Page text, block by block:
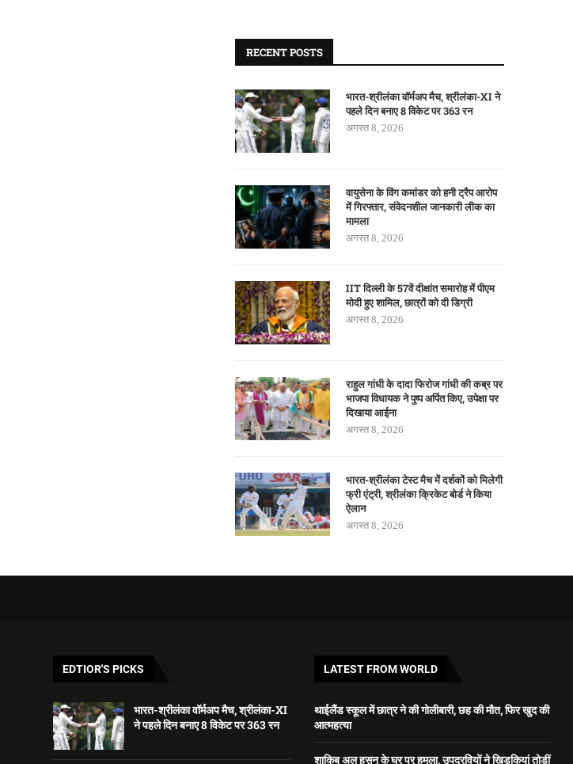
RECENT POSTS
भारत-श्रीलंका वॉर्मअप मैच, श्रीलंका-XI ने
पहले दिन बनाए 8 विकेट पर 363 रन
अगस्त 8, 2026
वायुसेना के विंग कमांडर को हनी ट्रैप आरोप
में गिरफ्तार, संवेदनशील जानकारी लीक का
मामला
अगस्त 8, 2026
IIT दिल्ली के 57वें दीक्षांत समारोह में पीएम
मोदी हुए शामिल, छात्रों को दी डिग्री
अगस्त 8, 2026
राहुल गांधी के दादा फिरोज गांधी की कब्र पर
भाजपा विधायक ने पुष्प अर्पित किए, उपेक्षा पर
दिखाया आईना
अगस्त 8, 2026
भारत-श्रीलंका टेस्ट मैच में दर्शकों को मिलेगी
फ्री एंट्री, श्रीलंका क्रिकेट बोर्ड ने किया
ऐलान
अगस्त 8, 2026
EDTIOR'S PICKS
भारत-श्रीलंका वॉर्मअप मैच, श्रीलंका-XI
ने पहले दिन बनाए 8 विकेट पर 363 रन
LATEST FROM WORLD
थाईलैंड स्कूल में छात्र ने की गोलीबारी, छह की मौत, फिर खुद की
आत्महत्या
शाकिब अल हसन के घर पर हमला, उपद्रवियों ने खिड़कियां तोड़ीं